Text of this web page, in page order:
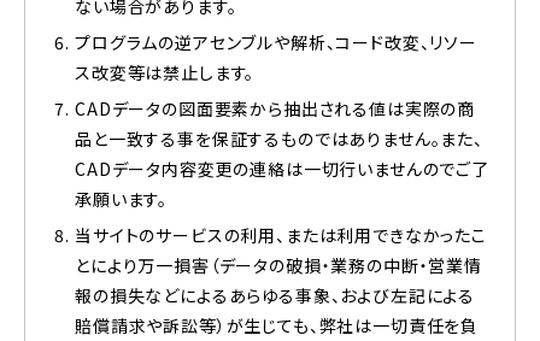
ない場合があります。
プログラムの逆アセンブルや解析、コード改変、リソー
ス改変等は禁止します。
CADデータの図面要素から抽出される値は実際の商
品と一致する事を保証するものではありません。また、
CADデータ内容変更の連絡は一切行いませんのでご了
承願います。
当サイトのサービスの利用、または利用できなかったこ
とにより万一損害（データの破損・業務の中断・営業情
報の損失などによるあらゆる事象、および左記による
賠償請求や訴訟等）が生じても、弊社は一切責任を負